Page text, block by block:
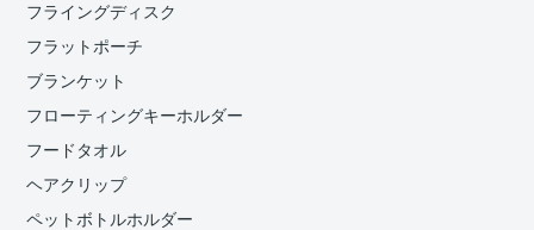
フライングディスク
フラットポーチ
ブランケット
フローティングキーホルダー
フードタオル
ヘアクリップ
ペットボトルホルダー